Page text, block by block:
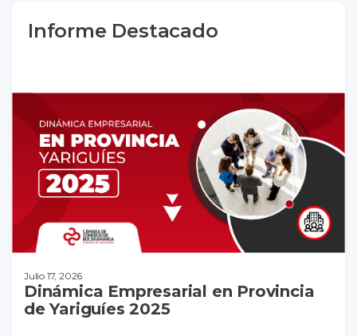
Informe Destacado
Julio 17, 2026
Dinámica Empresarial en Provincia
de Yariguíes 2025